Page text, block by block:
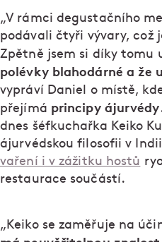
„V rámci degustačního
podávali čtyři vývary, což
Zpětně jsem si díky tomu
polévky blahodárné a že
vypráví Daniel o místě,
přejímá principy ájurvédy
dnes šéfkuchařka Keiko
ájurvédskou filosofii v
vaření i v zážitku hostů
restaurace součástí.
„Keiko se zaměřuje na